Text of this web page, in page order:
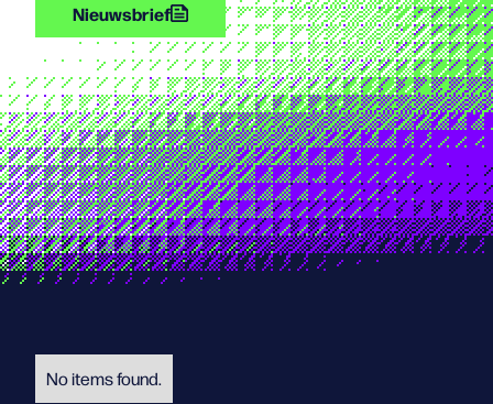
Nieuwsbrief
No items found.